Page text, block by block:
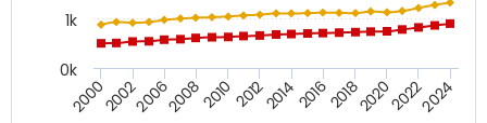
20002002200620082010 2012201420162018202020222024
0k
1k